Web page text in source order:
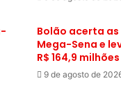
Bolão acerta
Mega-Sena e
R$ 164,9 milhões
9 de agosto de